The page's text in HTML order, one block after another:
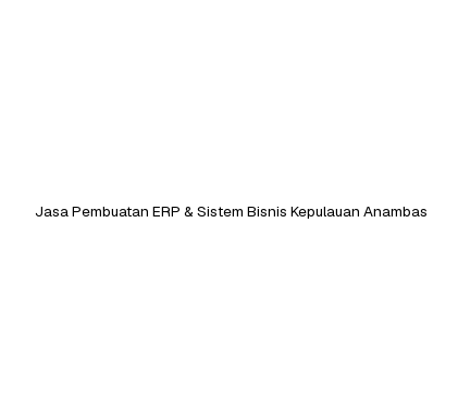
Jasa Pembuatan ERP & Sistem Bisnis Kepulauan Anambas